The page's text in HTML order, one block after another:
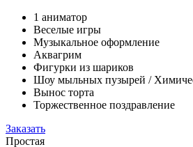
1 аниматор
Веселые игры
Музыкальное оформление
Аквагрим
Фигурки из шариков
Шоу мыльных пузырей /
Вынос торта
Торжественное поздравление
Заказать
Простая